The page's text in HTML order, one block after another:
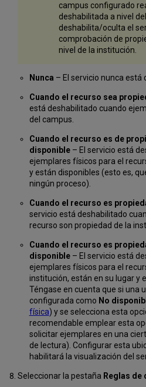
campus configurado
deshabilitada a nivel
deshabilita/oculta el
comprobación de
nivel de la institución.
Nunca – El servicio nunca está
Cuando el recurso sea
está deshabilitado cuando
del campus.
Cuando el recurso es de
disponible– El servicio está
ejemplares físicos para el
y están disponibles (esto es,
ningún proceso).
Cuando el recurso es
servicio está deshabilitado
recurso son propiedad de la
Cuando el recurso es
disponible– El servicio está
ejemplares físicos para el
institución, están en su lugar y
Téngase en cuenta que si una
configurada como No
física) y se selecciona esta
recomendable emplear esta
solicitar ejemplares en una
de lectura). Configurar esta
habilitará la visualización del
Seleccionar la pestaña Reglas